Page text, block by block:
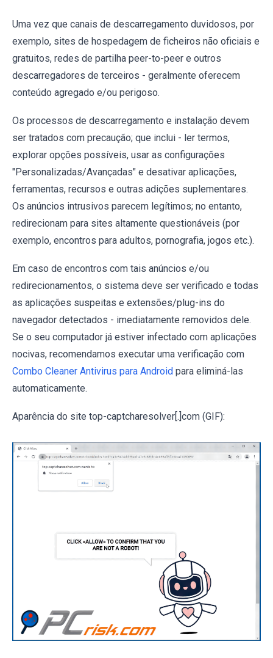
Uma vez que canais de descarregamento duvidosos, por
exemplo, sites de hospedagem de ficheiros não oficiais e
gratuitos, redes de partilha peer-to-peer e outros
descarregadores de terceiros - geralmente oferecem
conteúdo agregado e/ou perigoso.
Os processos de descarregamento e instalação devem
ser tratados com precaução; que inclui - ler termos,
explorar opções possíveis, usar as configurações
"Personalizadas/Avançadas" e desativar aplicações,
ferramentas, recursos e outras adições suplementares.
Os anúncios intrusivos parecem legítimos; no entanto,
redirecionam para sites altamente questionáveis ​​(por
exemplo, encontros para adultos, pornografia, jogos etc.).
Em caso de encontros com tais anúncios e/ou
redirecionamentos, o sistema deve ser verificado e todas
as aplicações suspeitas e extensões/plug-ins do
navegador detectados - imediatamente removidos dele.
Se o seu computador já estiver infectado com aplicações
nocivas, recomendamos executar uma verificação com
Combo Cleaner Antivirus para Android para eliminá-las
automaticamente.
Aparência do site top-captcharesolver[.]com (GIF):